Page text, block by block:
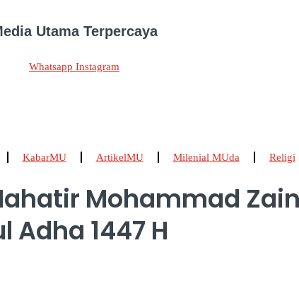
Utama Terpercaya
Whatsapp Instagram
KabarMU ArtikelMU Milenial MUda Religi
Mohammad Zain
1447 H